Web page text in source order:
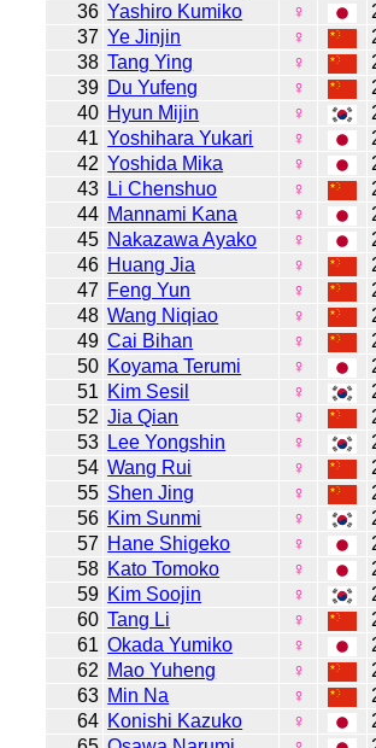
36 Yashiro Kumiko ♀
37 Ye Jinjin ♀
38 Tang Ying ♀
39 Du Yufeng ♀
40 Hyun Mijin ♀
41 Yoshihara Yukari ♀
42 Yoshida Mika ♀
43 Li Chenshuo ♀
44 Mannami Kana ♀
45 Nakazawa Ayako ♀
46 Huang Jia ♀
47 Feng Yun ♀
48 Wang Niqiao ♀
49 Cai Bihan ♀
50 Koyama Terumi ♀
51 Kim Sesil ♀
52 Jia Qian ♀
53 Lee Yongshin ♀
54 Wang Rui ♀
55 Shen Jing ♀
56 Kim Sunmi ♀
57 Hane Shigeko ♀
58 Kato Tomoko ♀
59 Kim Soojin ♀
60 Tang Li ♀
61 Okada Yumiko ♀
62 Mao Yuheng ♀
63 Min Na ♀
64 Konishi Kazuko ♀